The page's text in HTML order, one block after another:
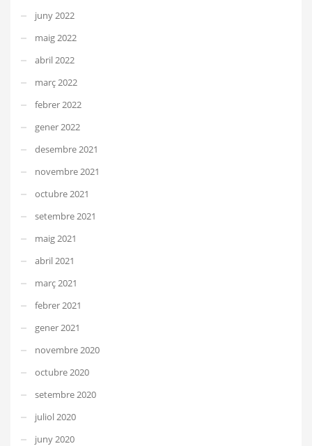
juny 2022
maig 2022
abril 2022
març 2022
febrer 2022
gener 2022
desembre 2021
novembre 2021
octubre 2021
setembre 2021
maig 2021
abril 2021
març 2021
febrer 2021
gener 2021
novembre 2020
octubre 2020
setembre 2020
juliol 2020
juny 2020